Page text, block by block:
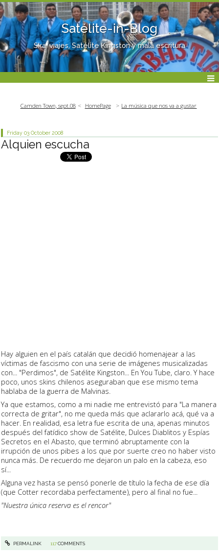
Satélite-in-Blog
Ska, viajes, Satélite Kingston y mala escritura
Camden Town, sept.08 HomePage La música que nos va a gustar
Friday 03 October 2008
Alquien escucha
Hay alguien en el país catalán que decidió homenajear a las
víctimas de fascismo con una serie de imágenes musicalizadas
con... "Perdimos", de Satélite Kingston... En You Tube, claro. Y hace
poco, unos skins chilenos aseguraban que ese mismo tema
hablaba de la guerra de Malvinas.
Ya que estamos, como a mi nadie me entrevistó para "La manera
correcta de gritar", no me queda más que aclararlo acá, qué va a
hacer. En realidad, esa letra fue escrita de una, apenas minutos
después del fatídico show de Satélite, Dulces Diablitos y Espías
Secretos en el Abasto, que terminó abruptamente con la
irrupción de unos pibes a los que por suerte creo no haber visto
nunca más. De recuerdo me dejaron un palo en la cabeza, eso
sí...
Alguna vez hasta se pensó ponerle de título la fecha de ese día
(que Cotter recordaba perfectamente), pero al final no fue...
"Nuestra única reserva es el rencor"
PERMALINK 117COMMENTS